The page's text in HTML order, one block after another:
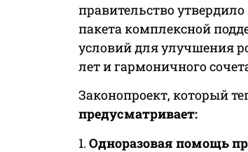
правительство
пакета комплексной
условий для улучшения
лет и гармоничного
Законопроект, который
предусматривает:
1. Одноразовая помощь